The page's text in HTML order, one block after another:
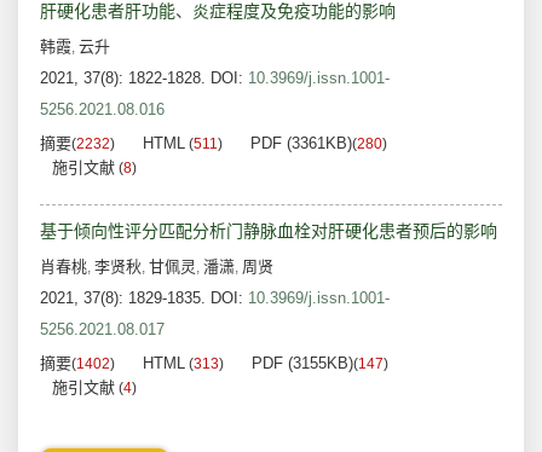
肝硬化患者肝功能、炎症程度及免疫功能的影响
韩霞, 云升
2021, 37(8): 1822-1828. DOI: 10.3969/j.issn.1001-
5256.2021.08.016
摘要(2232) HTML (511) PDF (3361KB)(280)
施引文献 (8)
基于倾向性评分匹配分析门静脉血栓对肝硬化患者预后的影响
肖春桃, 李贤秋, 甘佩灵 , 潘潇, 周贤
2021, 37(8): 1829-1835. DOI: 10.3969/j.issn.1001-
5256.2021.08.017
摘要(1402) HTML (313) PDF (3155KB)(147)
施引文献 (4)